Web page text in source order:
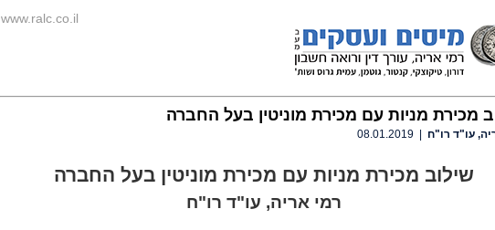
www.ralc.co.il
מכירת מניות עם מכירת מוניטין בעל החברה
עו"ד רו"ח | 08.01.2019
שילוב מכירת מניות עם מכירת מוניטין בעל החברה
רמי אריה, עו"ד רו"ח